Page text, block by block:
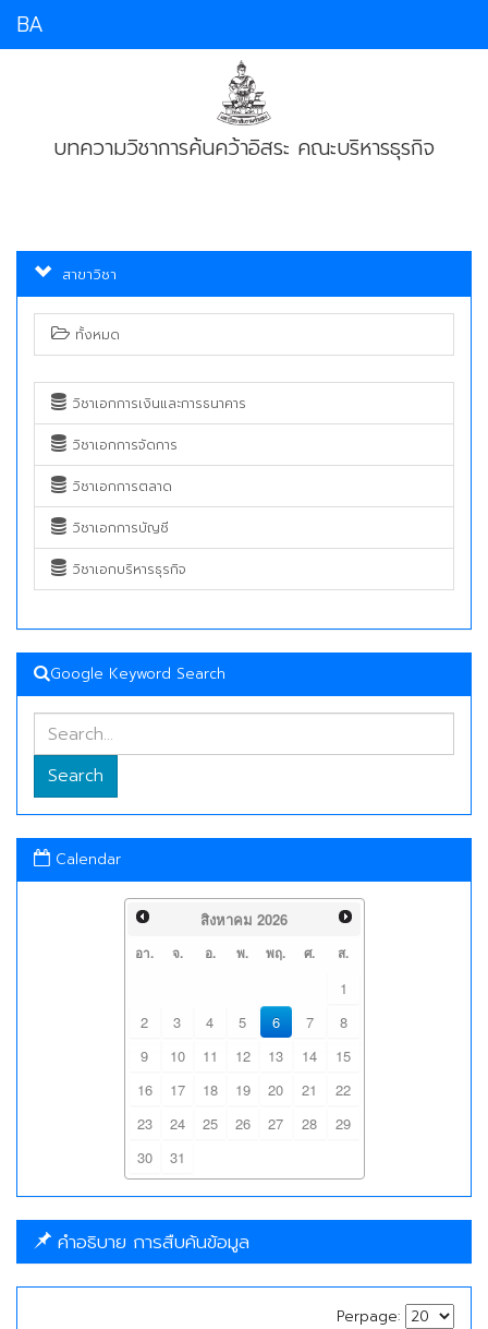
BA
บทความวิชาการค้นคว้าอิสระ คณะบริหารธุรกิจ
สาขาวิชา
ทั้งหมด
วิชาเอกการเงินและการธนาคาร
วิชาเอกการจัดการ
วิชาเอกการตลาด
วิชาเอกการบัญชี
วิชาเอกบริหารธุรกิจ
Google Keyword Search
Search
Calendar
สิงหาคม 2026
อา. จ. อ. พ. พฤ. ศ. ส.
1
2
3 4 5 6 7
8
9
10 11 12 13 14
15
16
17 18 19 20 21
22
23
24 25 26 27 28
29
30
31
คำอธิบาย การสืบค้นข้อมูล
Perpage: